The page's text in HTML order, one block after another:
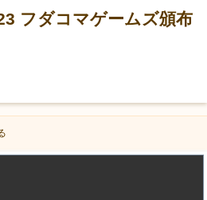
フダコマゲームズ頒布